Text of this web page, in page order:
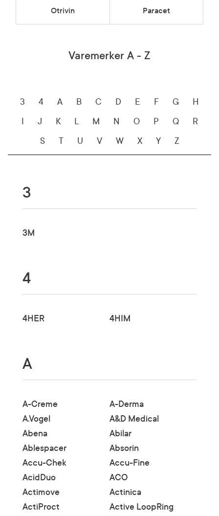
Otrivin Paracet
Varemerker A - Z
3 4 A B C D E F G
H
J K L M N O P Q
R
S
T U V W X Y Z
3
3M
4
4HER 4HIM
A
A-Creme
A-Derma
A.Vogel
A&D Medical
Abena
Abilar
Ablespacer
Absorin
Accu-Chek
Accu-Fine
AcidDuo
ACO
Actimove
Actinica
ActiProct
Active LoopRing